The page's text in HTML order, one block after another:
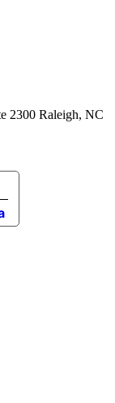
2300 Raleigh, NC